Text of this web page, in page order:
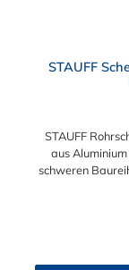
STAUFF
STAUFF
aus
schweren
Befestigung
Aluminium kann